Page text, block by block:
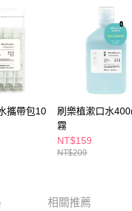
結帳頁面顯示為準，若有關於
問，請聯繫「AFTEE先享後付
support/home
先享後付」服務完成之交
：
監護人之同意方可使用
之情形，本公司將視審查結果
攜帶包10
刷樂植漱口水
霧
NT$159
NT$209
相關推薦